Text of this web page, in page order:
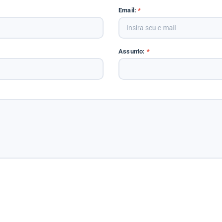
Email:*
Assunto: *